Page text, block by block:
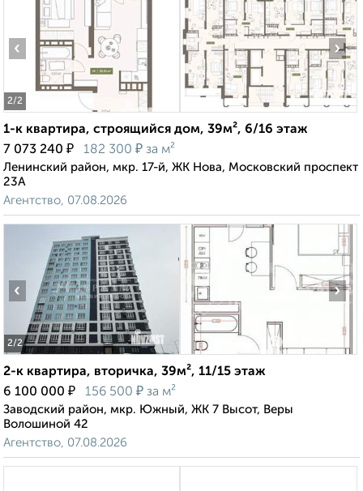
2/2
‹ ›
1-к квартира, строящийся дом, 39м², 6/16 этаж
7 073 240 ₽ 182 300 ₽ за м²
Ленинский район, мкр. 17-й, ЖК Нова, Московский проспект
23А
Агентство, 07.08.2026
2/2
‹ ›
2-к квартира, вторичка, 39м², 11/15 этаж
6 100 000 ₽ 156 500 ₽ за м²
Заводский район, мкр. Южный, ЖК 7 Высот, Веры
Волошиной 42
Агентство, 07.08.2026